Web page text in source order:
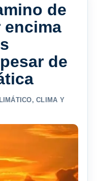
de
encima
de
,CLIMA Y